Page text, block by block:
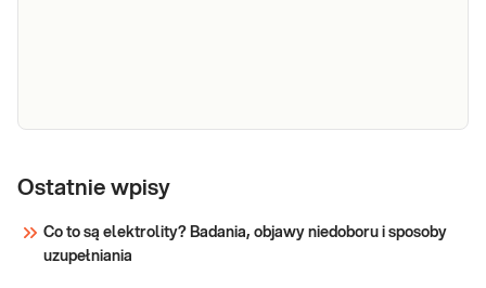
badania dla Uwaga! Kupując badanie dla dziecka, zrealizuj
sprawdź PUNKTY PRZYJAZNE DZIECIOM.
Ostatnie wpisy
Co to są elektrolity? Badania, objawy niedoboru i sposoby
uzupełniania